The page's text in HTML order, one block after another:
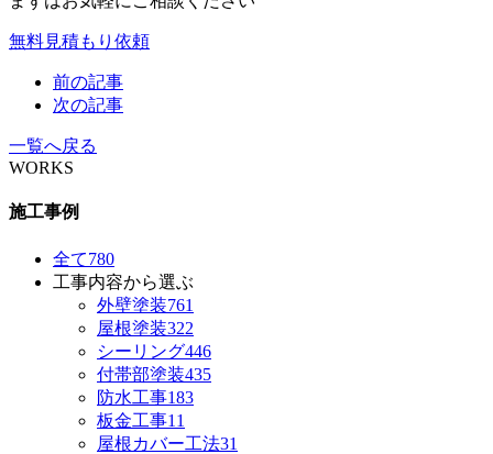
無料見積もり依頼
前の記事
次の記事
一覧へ戻る
WORKS
施工事例
全て780
工事内容から選ぶ
外壁塗装761
屋根塗装322
シーリング446
付帯部塗装435
防水工事183
板金工事11
屋根カバー工法31